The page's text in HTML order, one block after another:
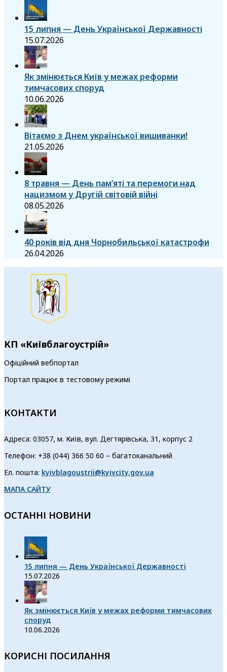
15 липня — День Української Державності
15.07.2026
Як змінюється Київ у межах реформи
тимчасових споруд
10.06.2026
Вітаємо з Днем української вишиванки!
21.05.2026
8 травня — День пам’яті та перемоги над
нацизмом у Другій світовій війні
08.05.2026
40 років від дня Чорнобильської катастрофи
26.04.2026
КП «Київблагоустрій»
Офіційний вебпортал
Портал працює в тестовому режимі
КОНТАКТИ
Адреса: 03057, м. Київ, вул. Дегтярівська, 31, корпус 2
Телефон: +38 (044) 366 50 60 – багатоканальний
Ел. пошта: kyivblagoustrii@kyivcity.gov.ua
МАПА САЙТУ
ОСТАННІ НОВИНИ
15 липня — День Української Державності
15.07.2026
Як змінюється Київ у межах реформи тимчасових
споруд
10.06.2026
КОРИСНІ ПОСИЛАННЯ